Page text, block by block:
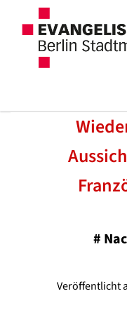
#
Veröffentlicht